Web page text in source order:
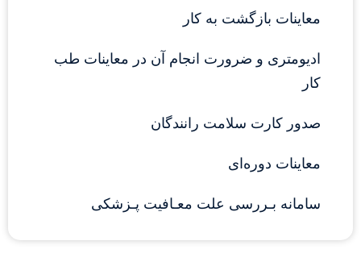
معاینات بازگشت به کار
ادیومتری و ضرورت انجام آن در معاینات طب
کار
صدور کارت سلامت رانندگان
معاینات دوره‌ای
سامانه بـررسی علت معـافیت پـزشکی